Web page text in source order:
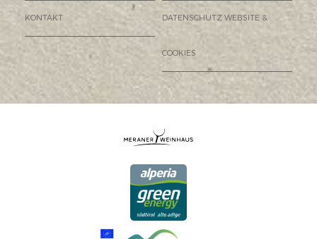
KONTAKT DATENSCHUTZ WEBSITE &
COOKIES